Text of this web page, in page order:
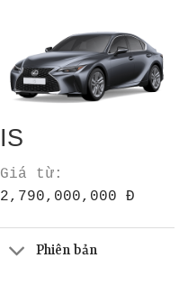
IS
Giá từ:
2,790,000,000 Đ
Phiên bản